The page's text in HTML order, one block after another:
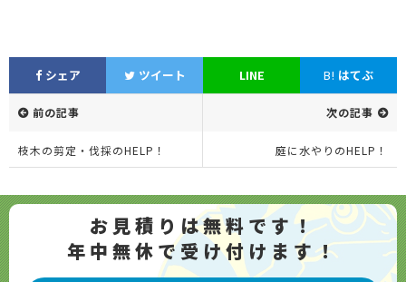
シェア ツイート LINE B! はてぶ
前の記事
枝木の剪定・伐採のHELP！
次の記事
庭に水やりのHELP！
お見積りは無料です！
年中無休で受け付けます！